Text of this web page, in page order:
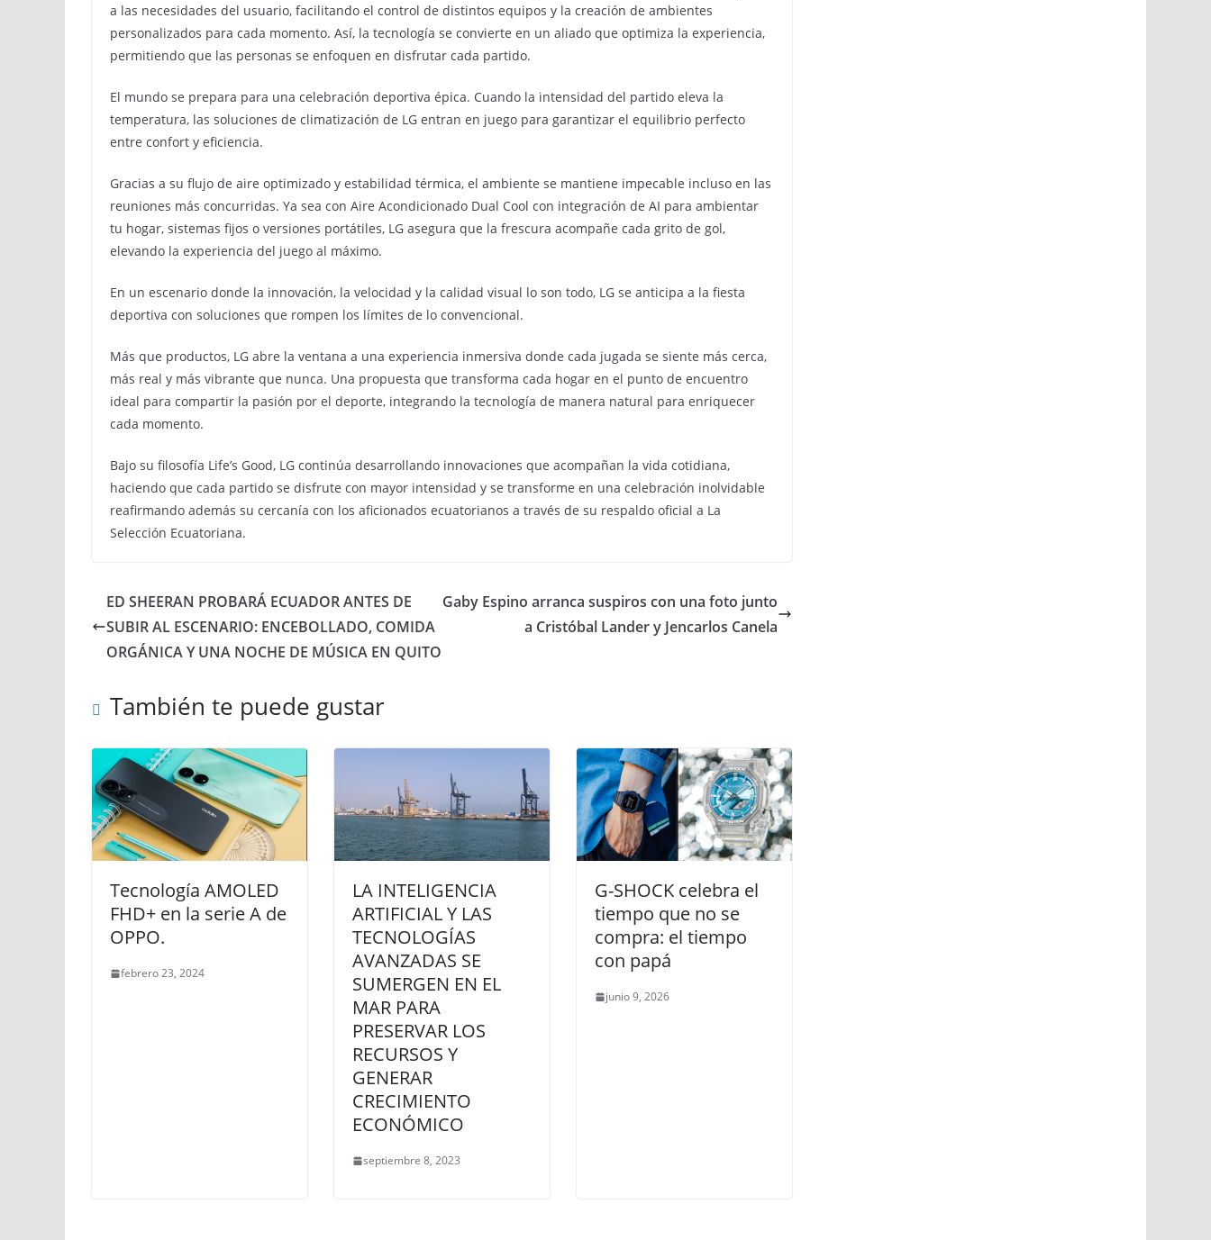
a las necesidades del usuario, facilitando el control de distintos equipos y la creación de ambientes
personalizados para cada momento. Así, la tecnología se convierte en un aliado que optimiza la experiencia,
permitiendo que las personas se enfoquen en disfrutar cada partido.
El mundo se prepara para una celebración deportiva épica. Cuando la intensidad del partido eleva la
temperatura, las soluciones de climatización de LG entran en juego para garantizar el equilibrio perfecto
entre confort y eficiencia.
Gracias a su flujo de aire optimizado y estabilidad térmica, el ambiente se mantiene impecable incluso en las
reuniones más concurridas. Ya sea con Aire Acondicionado Dual Cool con integración de AI para ambientar
tu hogar, sistemas fijos o versiones portátiles, LG asegura que la frescura acompañe cada grito de gol,
elevando la experiencia del juego al máximo.
En un escenario donde la innovación, la velocidad y la calidad visual lo son todo, LG se anticipa a la fiesta
deportiva con soluciones que rompen los límites de lo convencional.
Más que productos, LG abre la ventana a una experiencia inmersiva donde cada jugada se siente más cerca,
más real y más vibrante que nunca. Una propuesta que transforma cada hogar en el punto de encuentro
ideal para compartir la pasión por el deporte, integrando la tecnología de manera natural para enriquecer
cada momento.
Bajo su filosofía Life’s Good, LG continúa desarrollando innovaciones que acompañan la vida cotidiana,
haciendo que cada partido se disfrute con mayor intensidad y se transforme en una celebración inolvidable
reafirmando además su cercanía con los aficionados ecuatorianos a través de su respaldo oficial a La
Selección Ecuatoriana.
ED SHEERAN PROBARÁ ECUADOR ANTES DE
SUBIR AL ESCENARIO: ENCEBOLLADO, COMIDA
ORGÁNICA Y UNA NOCHE DE MÚSICA EN QUITO
Gaby Espino arranca suspiros con una foto junto
a Cristóbal Lander y Jencarlos Canela
También te puede gustar
Tecnología AMOLED
FHD+ en la serie A de
OPPO.
febrero 23, 2024
LA INTELIGENCIA
ARTIFICIAL Y LAS
TECNOLOGÍAS
AVANZADAS SE
SUMERGEN EN EL
MAR PARA
PRESERVAR LOS
RECURSOS Y
GENERAR
CRECIMIENTO
ECONÓMICO
septiembre 8, 2023
G-SHOCK celebra el
tiempo que no se
compra: el tiempo
con papá
junio 9, 2026